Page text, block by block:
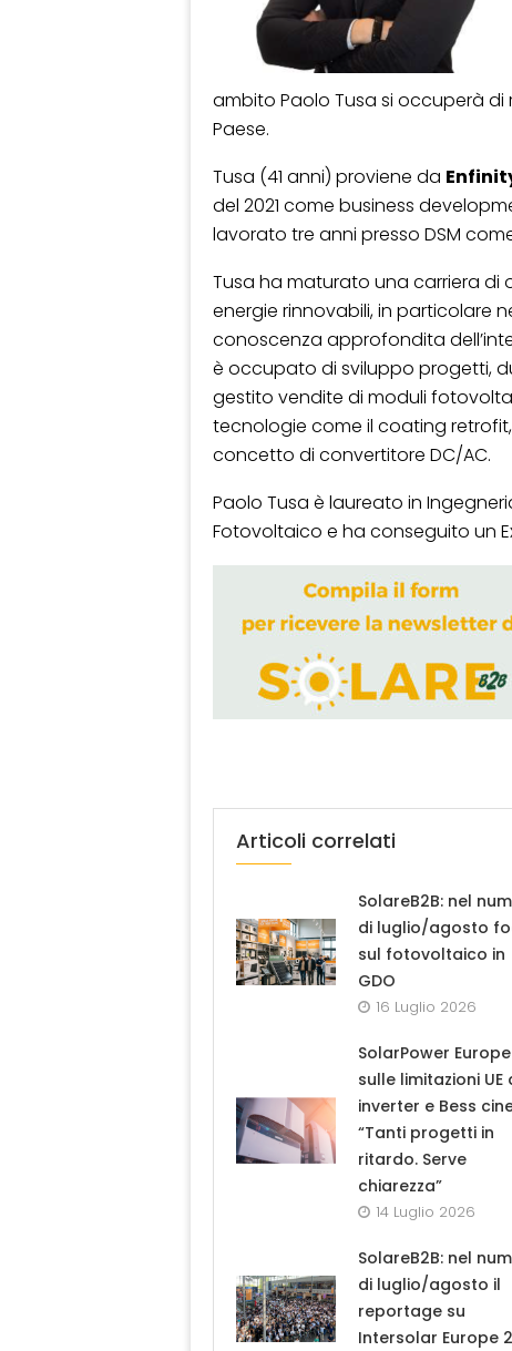
ambito Paolo Tusa si occuperà di
Paese.
Tusa (41 anni) proviene da
del 2021 come business
lavorato tre anni presso DSM
Tusa ha maturato una carriera di
energie rinnovabili, in particolare
conoscenza approfondita
è occupato di sviluppo progetti,
gestito vendite di moduli
tecnologie come il coating
concetto di convertitore DC/AC.
Paolo Tusa è laureato in
Fotovoltaico e ha conseguito un
Articoli correlati
SolareB2B: nel
di luglio/agosto
sul fotovoltaico in
GDO
16 Luglio 2026
SolarPower Europe
sulle limitazioni UE
inverter e Bess
“Tanti progetti in
ritardo. Serve
chiarezza”
14 Luglio 2026
SolareB2B: nel
di luglio/agosto il
reportage su
Intersolar Europe